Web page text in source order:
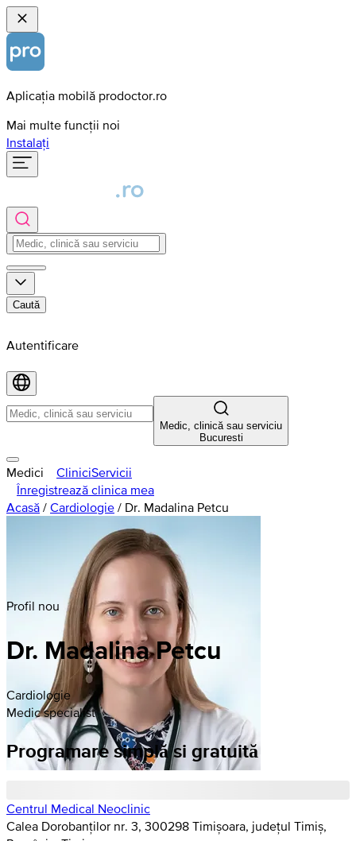
Aplicația mobilă prodoctor.ro
Mai multe funcții noi
Instalați
Caută
Autentificare
Medic, clinică sau serviciu
Bucuresti
Medici CliniciServicii
Înregistrează clinica mea
Acasă / Cardiologie / Dr. Madalina Petcu
Profil nou
Dr. Madalina Petcu
Cardiologie
Medic specialist
Programare simplă si gratuită
Centrul Medical Neoclinic
Calea Dorobanților nr. 3, 300298 Timișoara, județul Timiș,